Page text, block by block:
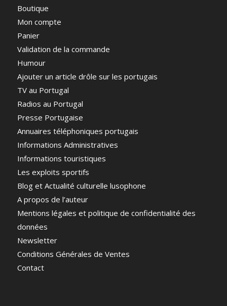
Boutique
Mon compte
Panier
Validation de la commande
Humour
Ajouter un article drôle sur les portugais
TV au Portugal
Radios au Portugal
Presse Portugaise
Annuaires téléphoniques portugais
Informations Administratives
Informations touristiques
Les exploits sportifs
Blog et Actualité culturelle lusophone
A propos de l’auteur
Mentions légales et politique de confidentialité des
données
Newsletter
Conditions Générales de Ventes
Contact